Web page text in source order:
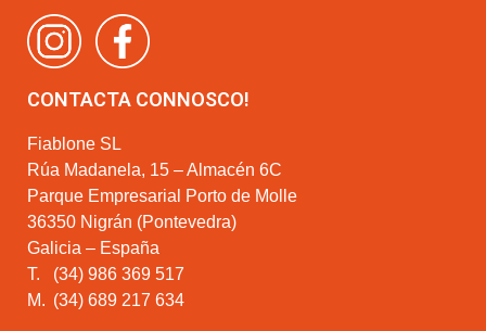
CONTACTA CONNOSCO!
Fiablone SL
Rúa Madanela, 15 – Almacén 6C
Parque Empresarial Porto de Molle
36350 Nigrán (Pontevedra)
Galicia – España
T.
(34) 986 369 517
M. (34) 689 217 634